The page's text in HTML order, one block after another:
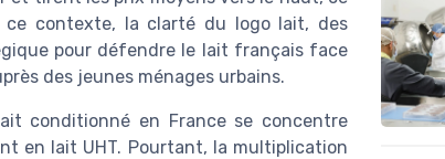
ce contexte, la clarté du logo lait, des
pour défendre le lait français face
des jeunes ménages urbains.
conditionné en France se concentre
en lait UHT. Pourtant, la multiplication